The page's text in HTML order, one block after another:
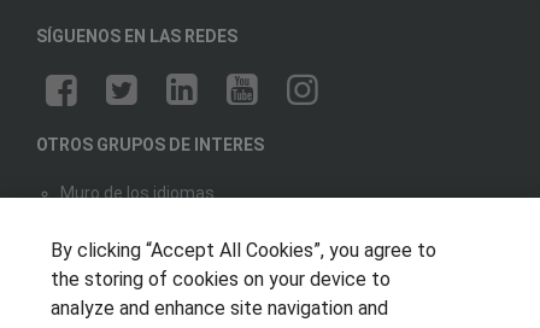
SÍGUENOS EN LAS REDES
OTROS GRUPOS DE INTERES
Muro de los idiomas
Locos por las becas
By clicking “Accept All Cookies”, you agree to
the storing of cookies on your device to
analyze and enhance site navigation and